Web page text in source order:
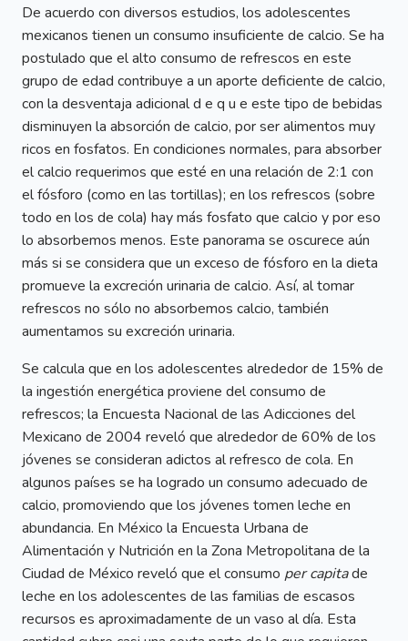
De acuerdo con diversos estudios, los adolescentes
mexicanos tienen un consumo insuficiente de calcio. Se ha
postulado que el alto consumo de refrescos en este
grupo de edad contribuye a un aporte deficiente de calcio,
con la desventaja adicional d e q u e este tipo de bebidas
disminuyen la absorción de calcio, por ser alimentos muy
ricos en fosfatos. En condiciones normales, para absorber
el calcio requerimos que esté en una relación de 2:1 con
el fósforo (como en las tortillas); en los refrescos (sobre
todo en los de cola) hay más fosfato que calcio y por eso
lo absorbemos menos. Este panorama se oscurece aún
más si se considera que un exceso de fósforo en la dieta
promueve la excreción urinaria de calcio. Así, al tomar
refrescos no sólo no absorbemos calcio, también
aumentamos su excreción urinaria.
Se calcula que en los adolescentes alrededor de 15% de
la ingestión energética proviene del consumo de
refrescos; la Encuesta Nacional de las Adicciones del
Mexicano de 2004 reveló que alrededor de 60% de los
jóvenes se consideran adictos al refresco de cola. En
algunos países se ha logrado un consumo adecuado de
calcio, promoviendo que los jóvenes tomen leche en
abundancia. En México la Encuesta Urbana de
Alimentación y Nutrición en la Zona Metropolitana de la
Ciudad de México reveló que el consumo per capitade
leche en los adolescentes de las familias de escasos
recursos es aproximadamente de un vaso al día. Esta